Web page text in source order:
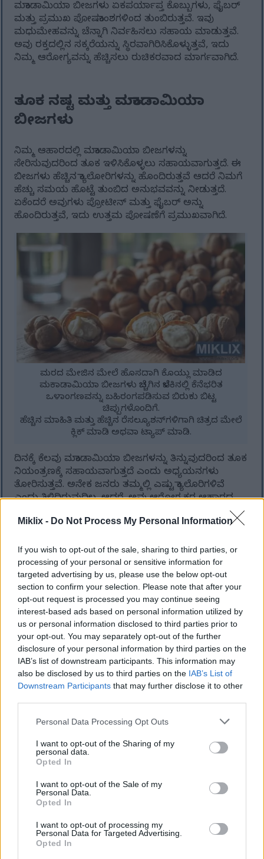
Miklix - Do Not Process My Personal Information
If you wish to opt-out of the sale, sharing to third parties, or
processing of your personal or sensitive information for
targeted advertising by us, please use the below opt-out
section to confirm your selection. Please note that after your
opt-out request is processed you may continue seeing
interest-based ads based on personal information utilized by
us or personal information disclosed to third parties prior to
your opt-out. You may separately opt-out of the further
disclosure of your personal information by third parties on the
IAB’s list of downstream participants. This information may
also be disclosed by us to third parties on the IAB’s List of
Downstream Participants that may further disclose it to other
Please note that this website/app uses one or more Google
not limited to your visit or usage behaviour. You may click to
grant or deny consent to Google and its third-party tags to
use your data for below specified purposes in below Google
consent section.
Personal Data Processing Opt Outs
I want to opt-out of the Sharing of my
personal data.
Opted In
I want to opt-out of the Sale of my
Personal Data.
Opted In
I want to opt-out of processing my
Personal Data for Targeted Advertising.
Opted In
ಮಕಾಡಾಮಿಯಾ ಬೀಜಗಳು ಏಕಪರ್ಯಾಪ್ತ ಕೊಬ್ಬುಗಳು, ಫೈಬರ್
ಮತ್ತು ಪ್ರಮುಖ ಪೋಷಕಾಂಶಗಳಿಂದ ತುಂಬಿರುತ್ತವೆ. ಇವು
ಮಧುಮೇಹವನ್ನು ಚೆನ್ನಾಗಿ ನಿರ್ವಹಿಸಲು ಸಹಾಯ ಮಾಡುತ್ತವೆ.
ಅವು ರಕ್ತದಲ್ಲಿನ ಸಕ್ಕರೆಯನ್ನು ಸ್ಥಿರವಾಗಿರಿಸಿಕೊಳ್ಳುತ್ತವೆ, ಇದು
ನಿಮ್ಮ ಆರೋಗ್ಯವನ್ನು ಹೆಚ್ಚಿಸಲು ರುಚಿಕರವಾದ ಮಾರ್ಗವಾಗಿದೆ.
ತೂಕ ನಷ್ಟ ಮತ್ತು ಮಕಾಡಾಮಿಯಾ
ಬೀಜಗಳು
ನಿಮ್ಮ ಆಹಾರದಲ್ಲಿ ಮಕಾಡಾಮಿಯಾ ಬೀಜಗಳನ್ನು
ಸೇರಿಸುವುದರಿಂದ ತೂಕ ಇಳಿಸಿಕೊಳ್ಳಲು ಸಹಾಯವಾಗುತ್ತದೆ. ಈ
ಬೀಜಗಳು ಹೆಚ್ಚಿನ ಕ್ಯಾಲೋರಿಗಳನ್ನು ಹೊಂದಿರುತ್ತವೆ ಆದರೆ ನಿಮಗೆ
ಹೆಚ್ಚು ಸಮಯ ಹೊಟ್ಟೆ ತುಂಬಿದ ಅನುಭವವನ್ನು ನೀಡುತ್ತದೆ.
ಏಕೆಂದರೆ ಅವುಗಳು ಪ್ರೋಟೀನ್ ಮತ್ತು ಫೈಬರ್ ಅನ್ನು
ಹೊಂದಿರುತ್ತವೆ, ಇದು ಉತ್ತಮ ಪೋಷಣೆಗೆ ಪ್ರಮುಖವಾಗಿದೆ.
ಮರದ ಮೇಜಿನ ಮೇಲೆ ಹೊಸದಾಗಿ ಕೊಯ್ಲು ಮಾಡಿದ
ಮಕಾಡಾಮಿಯಾ ಬೀಜಗಳು ಬೆಚ್ಚಗಿನ ಬೆಳಕಿನಲ್ಲಿ ಕೆನೆಭರಿತ
ಒಳಾಂಗಣವನ್ನು ಬಹಿರಂಗಪಡಿಸುವ ಬಿರುಕು ಬಿಟ್ಟ
ಚಿಪ್ಪುಗಳೊಂದಿಗೆ.
ಹೆಚ್ಚಿನ ಮಾಹಿತಿ ಮತ್ತು ಹೆಚ್ಚಿನ ರೆಸಲ್ಯೂಶನ್‌ಗಳಿಗಾಗಿ ಚಿತ್ರದ ಮೇಲೆ
ಕ್ಲಿಕ್ ಮಾಡಿ ಅಥವಾ ಟ್ಯಾಪ್ ಮಾಡಿ.
ದಿನಕ್ಕೆ ಕೆಲವು ಮಕಾಡಾಮಿಯಾ ಬೀಜಗಳನ್ನು ತಿನ್ನುವುದರಿಂದ ತೂಕ
ನಿಯಂತ್ರಣಕ್ಕೆ ಸಹಾಯವಾಗುತ್ತದೆ ಎಂದು ಅಧ್ಯಯನಗಳು
ತೋರಿಸುತ್ತವೆ. ಅನೇಕ ಜನರು ತಮ್ಮಲ್ಲಿ ಎಷ್ಟು ಕ್ಯಾಲೊರಿಗಳಿವೆ
ಎಂದು ತಿಳಿದಿರುವುದಿಲ್ಲ. ಆದರೆ, ಅವು ಆರೋಗ್ಯಕರ ಆಹಾರದ
ಭಾಗವಾಗಬಹುದು ಮತ್ತು ಹಸಿವನ್ನು ನಿಯಂತ್ರಿಸಲು ಸಹಾಯ
ಮಾಡುತ್ತದೆ.
ತೂಕ ನಷ್ಟಕ್ಕೆ ಮಕಾಡಾಮಿಯಾ ಬೀಜಗಳು ಏಕೆ ಒಳ್ಳೆಯದು
ಎಂಬುದಕ್ಕೆ ಕೆಲವು ಕಾರಣಗಳು ಇಲ್ಲಿವೆ:
ಅವುಗಳು ಆರೋಗ್ಯಕರ ಕೊಬ್ಬನ್ನು ಹೊಂದಿದ್ದು ಅದು
ನಿಮಗೆ ಹೊಟ್ಟೆ ತುಂಬಿದ ಅನುಭವವನ್ನು ನೀಡುತ್ತದೆ.
ಅವು ನಾರಿನ ಉತ್ತಮ ಮೂಲವಾಗಿದ್ದು, ಇದು
ಜೀರ್ಣಕ್ರಿಯೆಯನ್ನು ನಿಧಾನಗೊಳಿಸುತ್ತದೆ ಮತ್ತು ನಿಮ್ಮನ್ನು
ತೃಪ್ತಿಪಡಿಸುತ್ತದೆ.
ಅವುಗಳನ್ನು ವಿವಿಧ ಊಟಗಳಿಗೆ ಸೇರಿಸುವುದು ಸುಲಭ.
ಮಕಾಡಾಮಿಯಾ ಬೀಜಗಳನ್ನು ಆರಿಸಿಕೊಳ್ಳುವುದರಿಂದ ನಿಮಗೆ
ತೃಪ್ತಿ ಅನಿಸುತ್ತದೆ ಮತ್ತು ನಿಮ್ಮ ತೂಕ ಇಳಿಸುವ ಗುರಿಗಳನ್ನು
ಕರುಳಿನ ಆರೋಗ್ಯ ಸುಧಾರಣೆ
ಮಕಾಡಾಮಿಯಾ ಬೀಜಗಳು ನಿಮ್ಮ ಕರುಳಿನ ಆರೋಗ್ಯಕ್ಕೆ ಉತ್ತಮ.
ಅವು ಫೈಬರ್‌ನಿಂದ ತುಂಬಿರುತ್ತವೆ, ಇದು ನಿಮ್ಮ ಜೀರ್ಣಾಂಗ
ವ್ಯವಸ್ಥೆಗೆ ಒಳ್ಳೆಯದು. ಈ ಫೈಬರ್ ನಿಮ್ಮ ಕರುಳಿನಲ್ಲಿರುವ ಉತ್ತಮ
ಬ್ಯಾಕ್ಟೀರಿಯಾವನ್ನು ಪೋಷಿಸುತ್ತದೆ.
ಈ ಫೈಬರ್ ಶಾರ್ಟ್-ಚೈನ್ ಕೊಬ್ಬಿನಾಮ್ಲಗಳನ್ನು ತಯಾರಿಸಲು